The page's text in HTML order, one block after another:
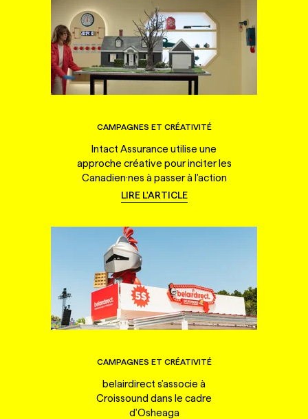
CAMPAGNES ET CRÉATIVITÉ
Intact Assurance utilise une
approche créative pour inciter les
Canadien·nes à passer à l'action
LIRE L'ARTICLE
CAMPAGNES ET CRÉATIVITÉ
belairdirect s'associe à
Croissound dans le cadre
d'Osheaga